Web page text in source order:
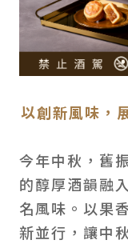
以創新風味，
今年中秋，舊
的醇厚酒韻融
名風味。以果
新並行，讓中